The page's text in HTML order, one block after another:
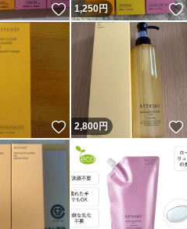
いいね！
1,250円
いいね！
2,800円